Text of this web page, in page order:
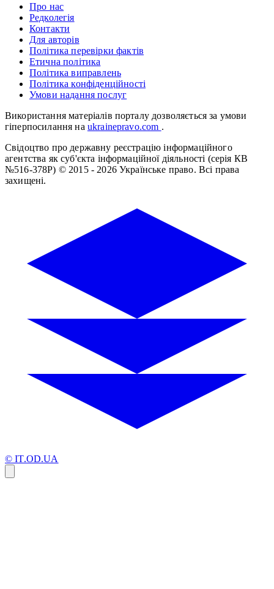
Про нас
Редколегія
Контакти
Для авторів
Політика перевірки фактів
Етична політика
Політика виправлень
Політика конфіденційності
Умови надання послуг
Використання матеріалів порталу дозволяється за умови
гіперпосилання на ukrainepravo.com .
Свідоцтво про державну реєстрацію інформаційного
агентства як суб'єкта інформаційної діяльності (серія КВ
№516-378Р) © 2015 - 2026 Українське право. Всі права
захищені.
© IT.OD.UA